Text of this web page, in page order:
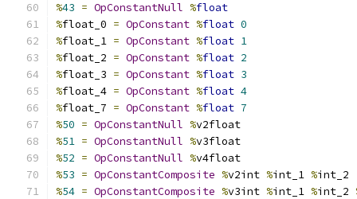
%43 = OpConstantNull %float
%float_0 = OpConstant %float 0
%float_1 = OpConstant %float 1
%float_2 = OpConstant %float 2
%float_3 = OpConstant %float 3
%float_4 = OpConstant %float 4
%float_7 = OpConstant %float 7
%50 = OpConstantNull %v2float
%51 = OpConstantNull %v3float
%52 = OpConstantNull %v4float
%53 = OpConstantComposite %v2int %int_1 %int_2
%54 = OpConstantComposite %v3int %int_1 %int_2